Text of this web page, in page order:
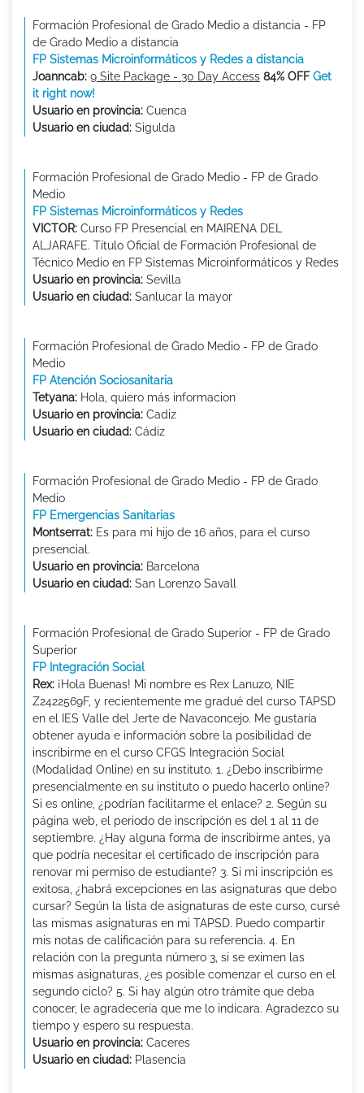
Formación Profesional de Grado Medio a distancia - FP
de Grado Medio a distancia
FP Sistemas Microinformáticos y Redes a distancia
Joanncab: 9 Site Package - 30 Day Access 84% OFFGet
it right now!
Usuario en provincia: Cuenca
Usuario en ciudad: Sigulda
Formación Profesional de Grado Medio - FP de Grado
Medio
FP Sistemas Microinformáticos y Redes
VICTOR: Curso FP Presencial en MAIRENA DEL
ALJARAFE. Título Oficial de Formación Profesional de
Técnico Medio en FP Sistemas Microinformáticos y Redes
Usuario en provincia: Sevilla
Usuario en ciudad: Sanlucar la mayor
Formación Profesional de Grado Medio - FP de Grado
Medio
FP Atención Sociosanitaria
Tetyana: Hola, quiero más informacion
Usuario en provincia: Cadiz
Usuario en ciudad: Cádiz
Formación Profesional de Grado Medio - FP de Grado
Medio
FP Emergencias Sanitarias
Montserrat: Es para mi hijo de 16 años, para el curso
presencial.
Usuario en provincia: Barcelona
Usuario en ciudad: San Lorenzo Savall
Formación Profesional de Grado Superior - FP de Grado
Superior
FP Integración Social
Rex: ¡Hola Buenas! Mi nombre es Rex Lanuzo, NIE
Z2422569F, y recientemente me gradué del curso TAPSD
en el IES Valle del Jerte de Navaconcejo. Me gustaría
obtener ayuda e información sobre la posibilidad de
inscribirme en el curso CFGS Integración Social
(Modalidad Online) en su instituto. 1. ¿Debo inscribirme
presencialmente en su instituto o puedo hacerlo online?
Si es online, ¿podrían facilitarme el enlace? 2. Según su
página web, el periodo de inscripción es del 1 al 11 de
septiembre. ¿Hay alguna forma de inscribirme antes, ya
que podría necesitar el certificado de inscripción para
renovar mi permiso de estudiante? 3. Si mi inscripción es
exitosa, ¿habrá excepciones en las asignaturas que debo
cursar? Según la lista de asignaturas de este curso, cursé
las mismas asignaturas en mi TAPSD. Puedo compartir
mis notas de calificación para su referencia. 4. En
relación con la pregunta número 3, si se eximen las
mismas asignaturas, ¿es posible comenzar el curso en el
segundo ciclo? 5. Si hay algún otro trámite que deba
conocer, le agradecería que me lo indicara. Agradezco su
tiempo y espero su respuesta.
Usuario en provincia: Caceres
Usuario en ciudad: Plasencia